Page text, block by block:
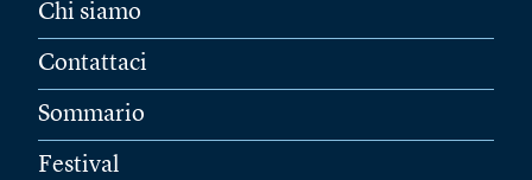
Chi siamo
Contattaci
Sommario
Festival